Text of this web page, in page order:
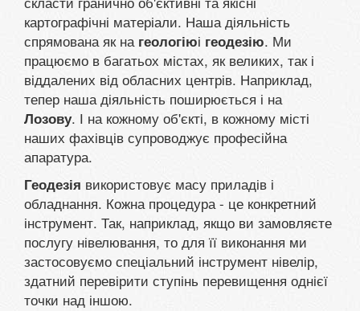
картографічні матеріали. Наша діяльність
спрямована як на геологіюі геодезію. Ми
працюємо в багатьох містах, як великих, так і
віддалених від обласних центрів. Наприклад,
тепер наша діяльність поширюється і на
Лозову. І на кожному об'єкті, в кожному місті
наших фахівців супроводжує професійна
апаратура.
Геодезія використовує масу приладів і
обладнання. Кожна процедура - це конкретний
інструмент. Так, наприклад, якщо ви замовляєте
послугу нівелювання, то для її виконання ми
застосовуємо спеціальний інструмент нівелір,
здатний перевірити ступінь перевищення однієї
точки над іншою.